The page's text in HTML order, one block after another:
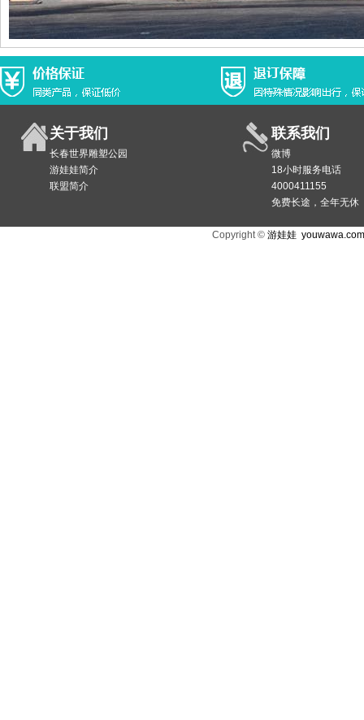
关于我们
长春世界雕塑公园
游娃娃简介
联盟简介
联系我们
微博
18小时服务电话
4000411155
免费长途，全年无休
Copyright © 游娃娃 youwawa.com